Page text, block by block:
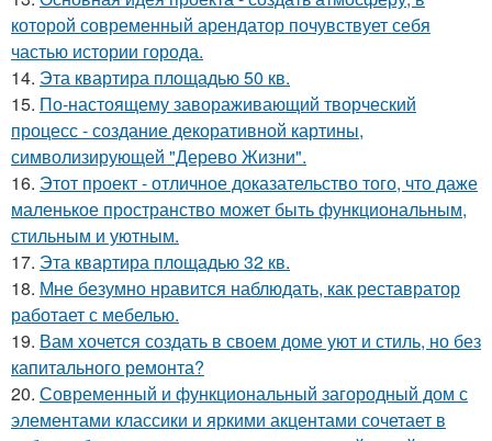
которой современный арендатор почувствует себя
частью истории города.
14. Эта квартира площадью 50 кв.
15. По-настоящему завораживающий творческий
процесс - создание декоративной картины,
символизирующей "Дерево Жизни".
16. Этот проект - отличное доказательство того, что даже
маленькое пространство может быть функциональным,
стильным и уютным.
17. Эта квартира площадью 32 кв.
18. Мне безумно нравится наблюдать, как реставратор
работает с мебелью.
19. Вам хочется создать в своем доме уют и стиль, но без
капитального ремонта?
20. Современный и функциональный загородный дом с
элементами классики и яркими акцентами сочетает в